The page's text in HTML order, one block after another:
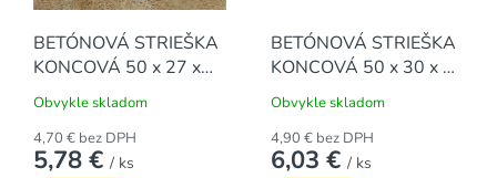
BETÓNOVÁ STRIEŠKA
KONCOVÁ 50 x 27 x
5,5 cm, ŠIKMÁ
Obvykle skladom
4,70 € bez DPH
5,78 € / ks
BETÓNOVÁ STRIEŠKA
KONCOVÁ 50 x 30 x 5
cm, ŠIKMÁ
Obvykle skladom
4,90 € bez DPH
6,03 € / ks